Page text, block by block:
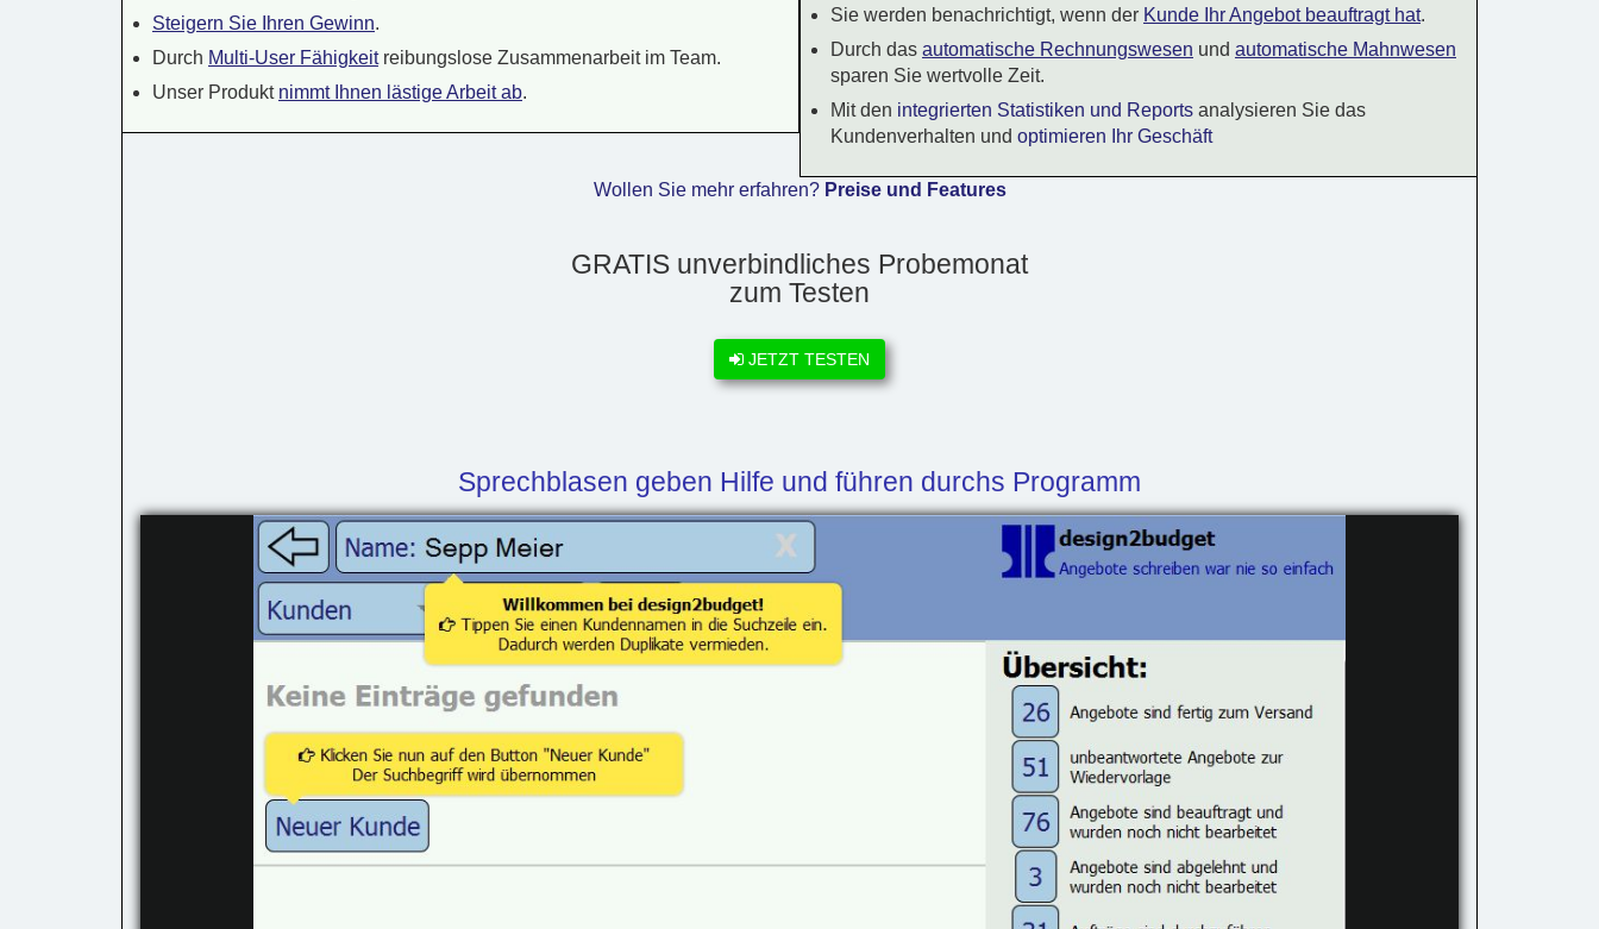
Steigern Sie Ihren Gewinn.
Durch Multi-User Fähigkeitreibungslose Zusammenarbeit im Team.
Unser Produkt nimmt Ihnen lästige Arbeit ab.
Sie werden benachrichtigt, wenn der Kunde Ihr Angebot beauftragt hat.
Durch das automatische Rechnungswesen und automatische Mahnwesen
sparen Sie wertvolle Zeit.
Mit den integrierten Statistiken und Reports analysieren Sie das
Kundenverhalten und optimieren Ihr Geschäft
Wollen Sie mehr erfahren? Preise und Features
GRATIS unverbindliches Probemonat
zum Testen
JETZT TESTEN
Sprechblasen geben Hilfe und führen durchs Programm